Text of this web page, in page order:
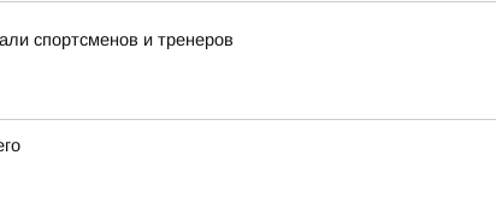
спортсменов и тренеров